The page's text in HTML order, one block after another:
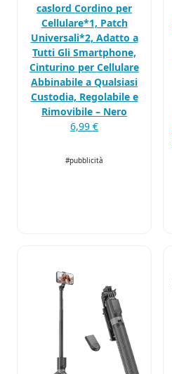
caslord Cordino per
Cellulare*1, Patch
Universali*2, Adatto a
Tutti Gli Smartphone,
Cinturino per Cellulare
Abbinabile a Qualsiasi
Custodia, Regolabile e
Rimovibile – Nero
6,99 €
#pubblicità